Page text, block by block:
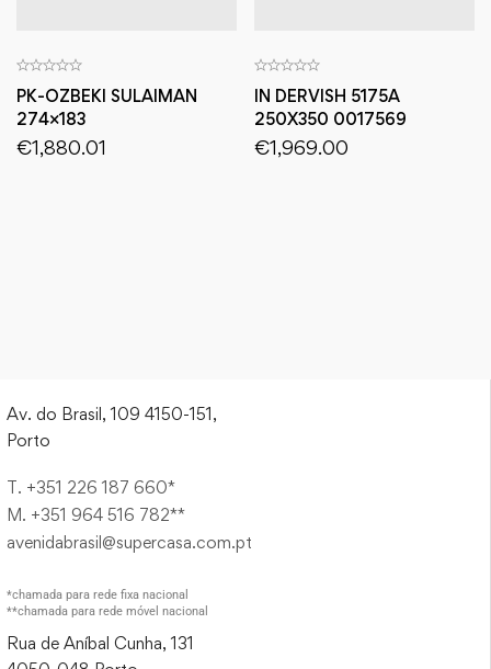
PK-OZBEKI SULAIMAN
274×183
€1,880.01
IN DERVISH 5175A
250X350 0017569
€1,969.00
Av. do Brasil, 109 4150-151,
Porto
T. +351 226 187 660*
M. +351 964 516 782**
avenidabrasil@supercasa.com.pt
*chamada para rede fixa nacional
**chamada para rede móvel nacional
Rua de Aníbal Cunha, 131